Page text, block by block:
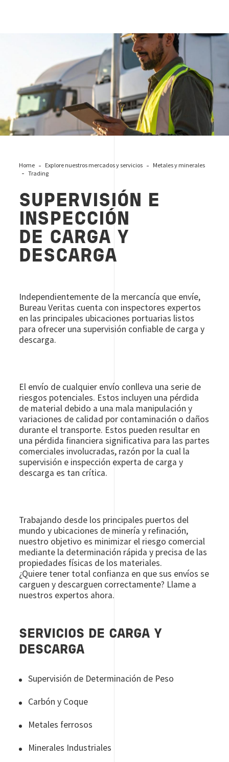
SUPERVISIÓN_E _INSPECCIÓN_DE_CARGA_Y_DESCARGA
Home Explore nuestros mercados y servicios
Metales y minerales
Trading
SUPERVISIÓN E
INSPECCIÓN
DE CARGA Y
DESCARGA
Independientemente de la mercancía que envíe,
Bureau Veritas cuenta con inspectores expertos
en las principales ubicaciones portuarias listos
para ofrecer una supervisión confiable de carga y
descarga.
El envío de cualquier envío conlleva una serie de
riesgos potenciales. Estos incluyen una pérdida
de material debido a una mala manipulación y
variaciones de calidad por contaminación o daños
durante el transporte. Estos pueden resultar en
una pérdida financiera significativa para las partes
comerciales involucradas, razón por la cual la
supervisión e inspección experta de carga y
descarga es tan crítica.
Trabajando desde los principales puertos del
mundo y ubicaciones de minería y refinación,
nuestro objetivo es minimizar el riesgo comercial
mediante la determinación rápida y precisa de las
propiedades físicas de los materiales.
¿Quiere tener total confianza en que sus envíos se
carguen y descarguen correctamente? Llame a
nuestros expertos ahora.
SERVICIOS DE CARGA Y
DESCARGA
Supervisión de Determinación de Peso
Carbón y Coque
Metales ferrosos
Minerales Industriales